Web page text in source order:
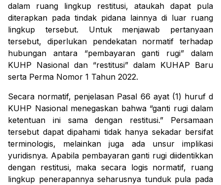
dalam ruang lingkup restitusi, ataukah dapat pula
diterapkan pada tindak pidana lainnya di luar ruang
lingkup tersebut. Untuk menjawab pertanyaan
tersebut, diperlukan pendekatan normatif terhadap
hubungan antara “pembayaran ganti rugi” dalam
KUHP Nasional dan “restitusi” dalam KUHAP Baru
serta Perma Nomor 1 Tahun 2022.
Secara normatif, penjelasan Pasal 66 ayat (1) huruf d
KUHP Nasional menegaskan bahwa “ganti rugi dalam
ketentuan ini sama dengan restitusi.” Persamaan
tersebut dapat dipahami tidak hanya sekadar bersifat
terminologis, melainkan juga ada unsur implikasi
yuridisnya. Apabila pembayaran ganti rugi diidentikkan
dengan restitusi, maka secara logis normatif, ruang
lingkup penerapannya seharusnya tunduk pula pada